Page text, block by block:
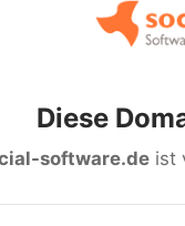
Diese
software.deist